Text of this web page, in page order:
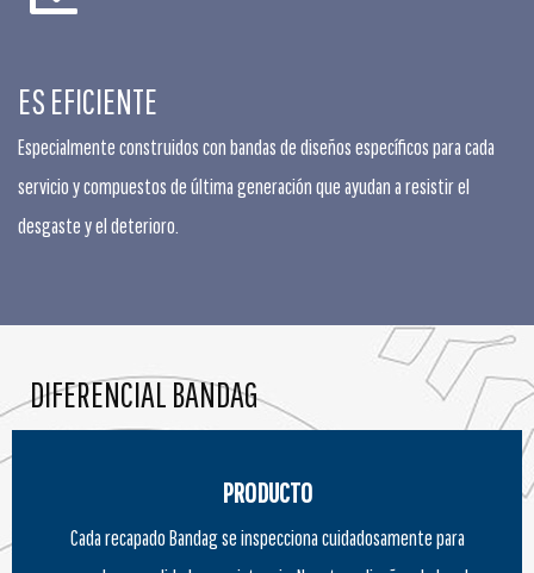
ES EFICIENTE
Especialmente construidos con bandas de diseños específicos para cada
servicio y compuestos de última generación que ayudan a resistir el
desgaste y el deterioro.
DIFERENCIAL BANDAG
PRODUCTO
Cada recapado Bandag se inspecciona cuidadosamente para